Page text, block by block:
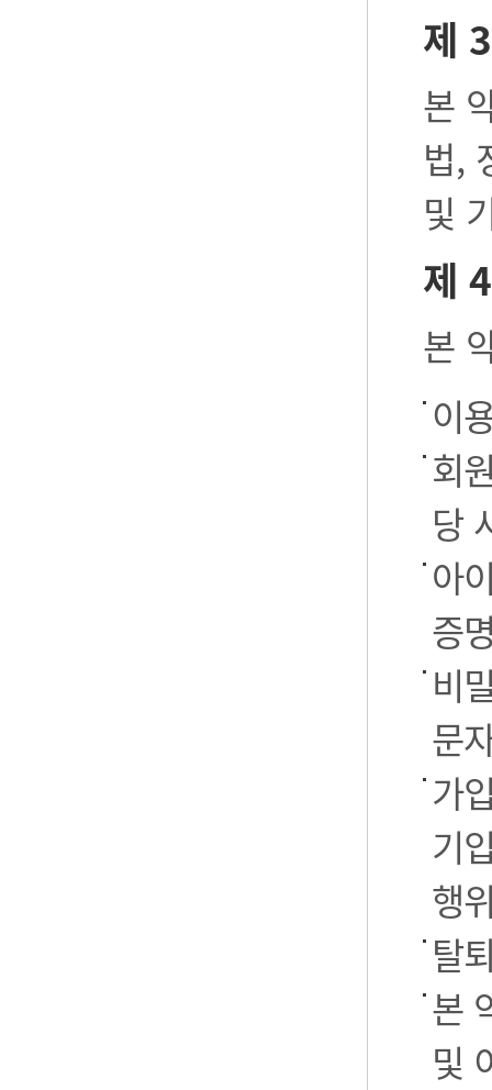
제
본
법,
및
제
본
이
회
당
아
증
비
문
가
기
행
탈
본
및